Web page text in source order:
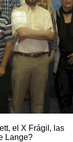
el X Frágil, las
Lange?